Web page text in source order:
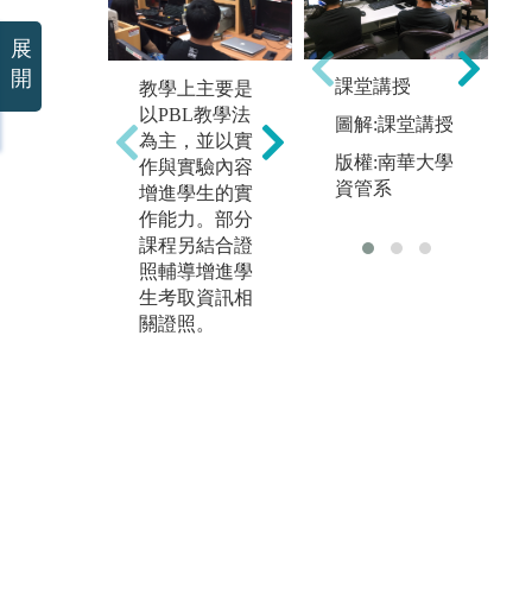
教學上主要是
以PBL教學法
為主，並以實
作與實驗內容
增進學生的實
作能力。部分
課程另結合證
照輔導增進學
生考取資訊相
關證照。
本系在技術培
養上的學習包
以及韌體。大
一以學習C語
言為入門，再
課堂講授
圖解:課堂講授
版權:南華大學
資管系
展
開